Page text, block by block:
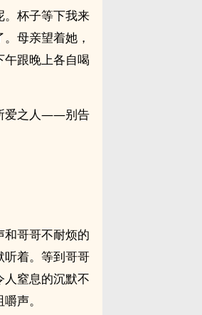
。杯子等下我来
母亲望着她，
跟晚上各自喝
爱之人——别告
哥哥不耐烦的
听着。等到哥哥
窒息的沉默不
声。